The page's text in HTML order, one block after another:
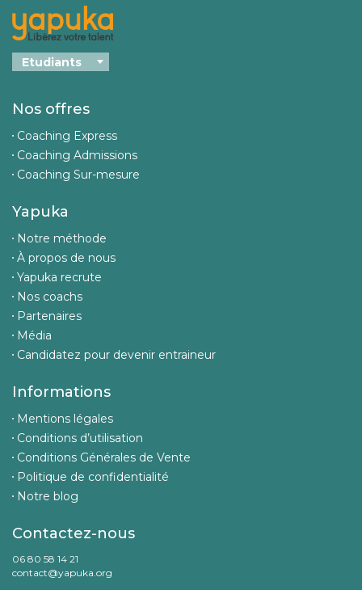
Nos offres
Coaching Express
Coaching Admissions
Coaching Sur-mesure
Yapuka
Notre méthode
À propos de nous
Yapuka recrute
Nos coachs
Partenaires
Média
Candidatez pour devenir entraineur
Informations
Mentions légales
Conditions d’utilisation
Conditions Générales de Vente
Politique de confidentialité
Notre blog
Contactez-nous
06 80 58 14 21
contact@yapuka.org